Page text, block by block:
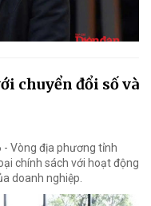
chuyển đổi số và
- Vòng địa phương tỉnh
chính sách với hoạt động
doanh nghiệp.